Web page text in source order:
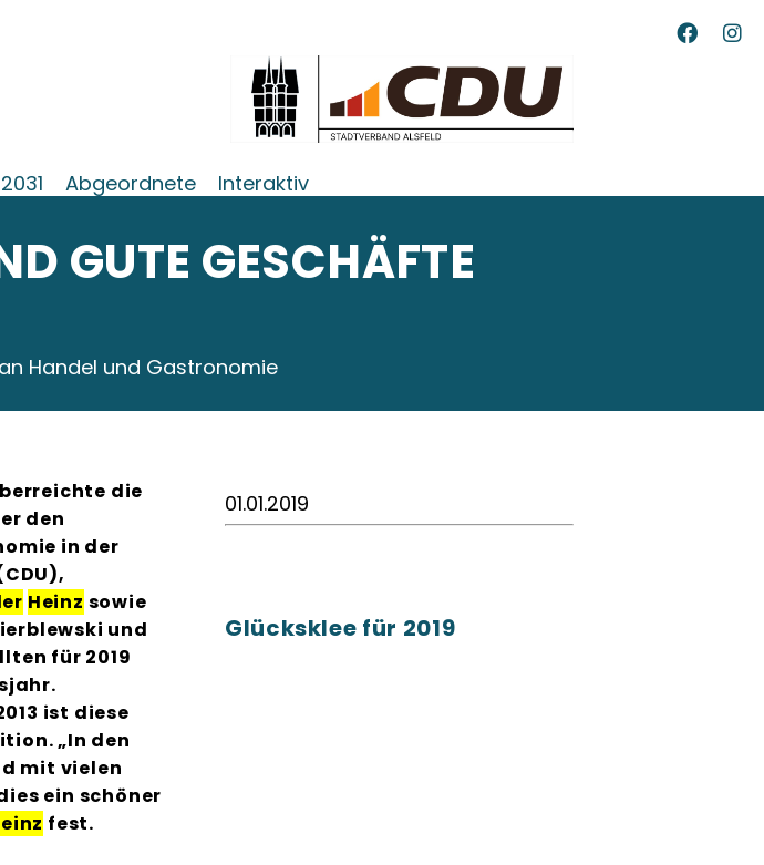
Abgeordnete Interaktiv
GUTE GESCHÄFTE
Handel und Gastronomie
die
den
in der
Heinz sowie
und
für 2019
ist diese
„In den
mit vielen
ein schöner
fest.
01.01.2019
Glücksklee für 2019